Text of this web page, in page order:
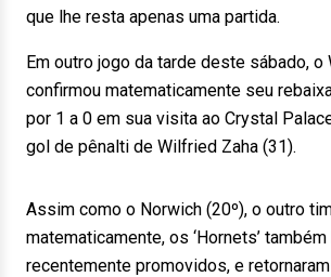
que lhe resta apenas uma partida.
Em outro jogo da tarde deste sábado, o
confirmou matematicamente seu
por 1 a 0 em sua visita ao Crystal
gol de pênalti de Wilfried Zaha (31).
Assim como o Norwich (20º), o outro
matematicamente, os ‘Hornets’
recentemente promovidos, e